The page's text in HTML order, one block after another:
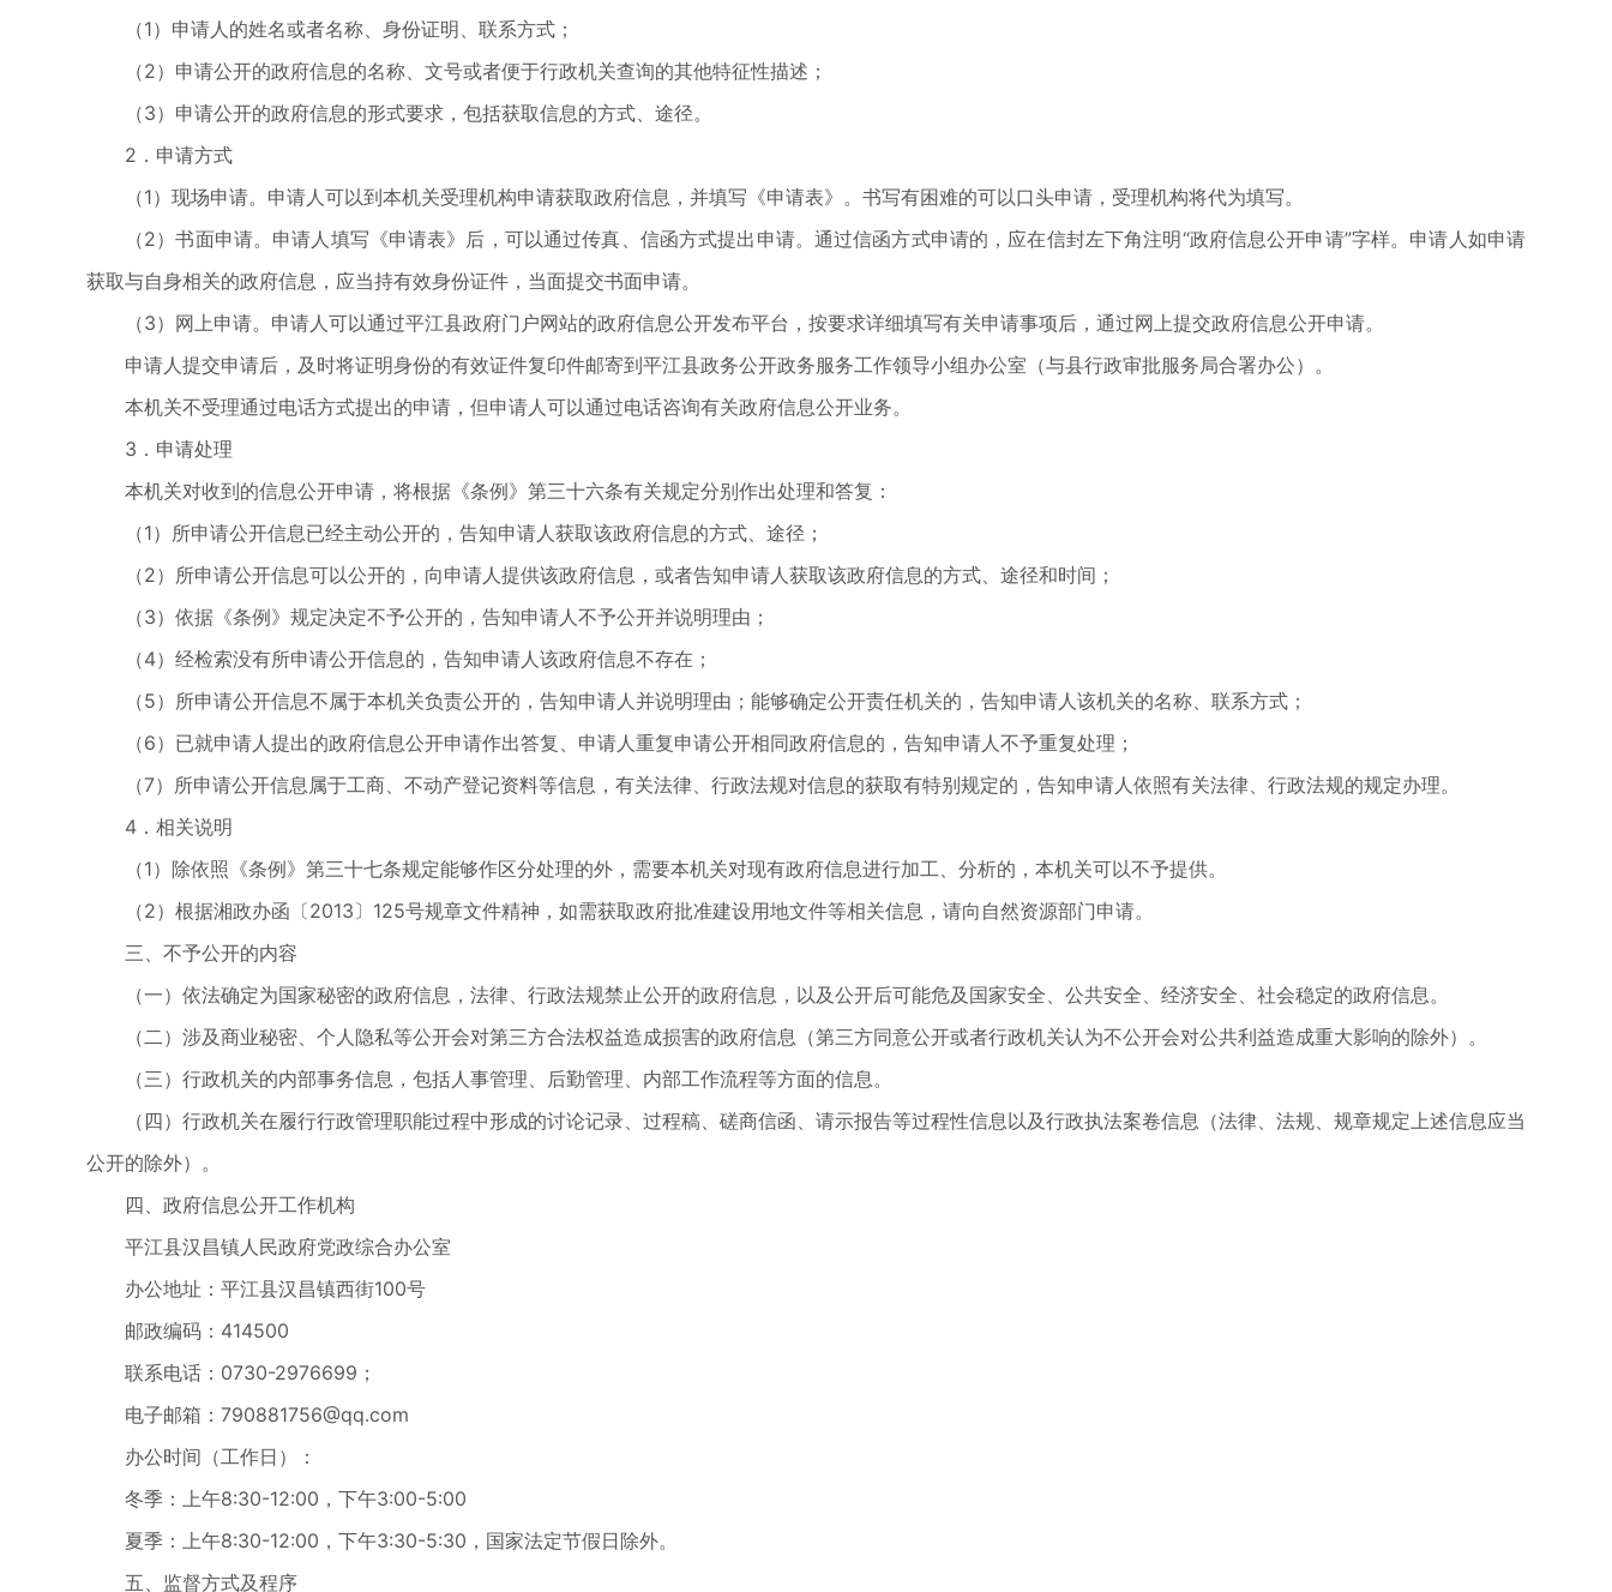
（1）申请人的姓名或者名称、身份证明、联系方式；
（2）申请公开的政府信息的名称、文号或者便于行政机关查询的其他特征性描述；
（3）申请公开的政府信息的形式要求，包括获取信息的方式、途径。
2．申请方式
（1）现场申请。申请人可以到本机关受理机构申请获取政府信息，并填写《申请表》。书写有困难的可以口头申请，受理机构将代为填写。
（2）书面申请。申请人填写《申请表》后，可以通过传真、信函方式提出申请。通过信函方式申请的，应在信封左下角注明“政府信息公开申请”字样。申请人如申请
获取与自身相关的政府信息，应当持有效身份证件，当面提交书面申请。
（3）网上申请。申请人可以通过平江县政府门户网站的政府信息公开发布平台，按要求详细填写有关申请事项后，通过网上提交政府信息公开申请。
申请人提交申请后，及时将证明身份的有效证件复印件邮寄到平江县政务公开政务服务工作领导小组办公室（与县行政审批服务局合署办公）。
本机关不受理通过电话方式提出的申请，但申请人可以通过电话咨询有关政府信息公开业务。
3．申请处理
本机关对收到的信息公开申请，将根据《条例》第三十六条有关规定分别作出处理和答复：
（1）所申请公开信息已经主动公开的，告知申请人获取该政府信息的方式、途径；
（2）所申请公开信息可以公开的，向申请人提供该政府信息，或者告知申请人获取该政府信息的方式、途径和时间；
（3）依据《条例》规定决定不予公开的，告知申请人不予公开并说明理由；
（4）经检索没有所申请公开信息的，告知申请人该政府信息不存在；
（5）所申请公开信息不属于本机关负责公开的，告知申请人并说明理由；能够确定公开责任机关的，告知申请人该机关的名称、联系方式；
（6）已就申请人提出的政府信息公开申请作出答复、申请人重复申请公开相同政府信息的，告知申请人不予重复处理；
（7）所申请公开信息属于工商、不动产登记资料等信息，有关法律、行政法规对信息的获取有特别规定的，告知申请人依照有关法律、行政法规的规定办理。
4．相关说明
（1）除依照《条例》第三十七条规定能够作区分处理的外，需要本机关对现有政府信息进行加工、分析的，本机关可以不予提供。
（2）根据湘政办函〔2013〕125号规章文件精神，如需获取政府批准建设用地文件等相关信息，请向自然资源部门申请。
三、不予公开的内容
（一）依法确定为国家秘密的政府信息，法律、行政法规禁止公开的政府信息，以及公开后可能危及国家安全、公共安全、经济安全、社会稳定的政府信息。
（二）涉及商业秘密、个人隐私等公开会对第三方合法权益造成损害的政府信息（第三方同意公开或者行政机关认为不公开会对公共利益造成重大影响的除外）。
（三）行政机关的内部事务信息，包括人事管理、后勤管理、内部工作流程等方面的信息。
（四）行政机关在履行行政管理职能过程中形成的讨论记录、过程稿、磋商信函、请示报告等过程性信息以及行政执法案卷信息（法律、法规、规章规定上述信息应当
公开的除外）。
四、政府信息公开工作机构
平江县汉昌镇人民政府党政综合办公室
办公地址：平江县汉昌镇西街100号
邮政编码：414500
联系电话：0730-2976699；
电子邮箱： 790881756@qq.com
办公时间（工作日）：
冬季：上午8:30-12:00，下午3:00-5:00
夏季：上午8:30-12:00，下午3:30-5:30，国家法定节假日除外。
五、监督方式及程序